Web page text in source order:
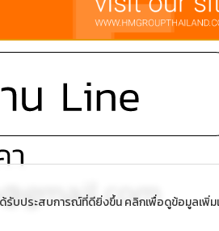
ด้รับประสบการณ์ที่ดียิ่งขึ้น คลิกเพื่อดูข้อมูลเพิ่ม